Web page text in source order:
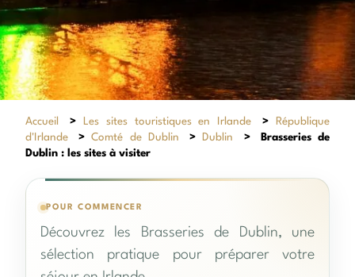
Accueil > Les sites touristiques en Irlande >
République
d'Irlande
>Comté de Dublin > Dublin >
Brasseries de
Dublin : les sites à visiter
POUR COMMENCER
Découvrez les Brasseries de Dublin, une
sélection pratique pour préparer votre